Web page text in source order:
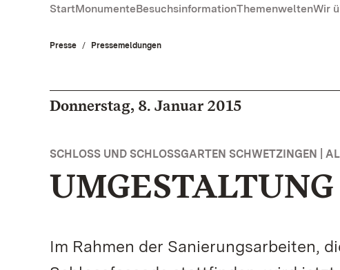
StartMonumenteBesuchsinformationThemenweltenWir
Presse Pressemeldungen
Donnerstag, 8. Januar 2015
SCHLOSS UND SCHLOSSGARTEN SCHWETZINGEN |
Im Rahmen der Sanierungsarbeiten,